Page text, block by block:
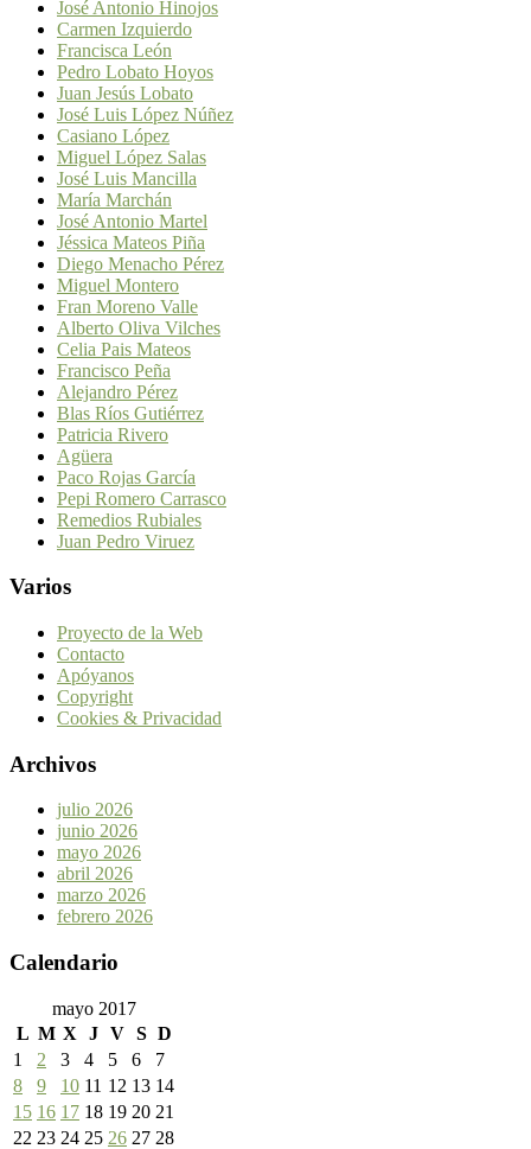
José Antonio Hinojos
Carmen Izquierdo
Francisca León
Pedro Lobato Hoyos
Juan Jesús Lobato
José Luis López Núñez
Casiano López
Miguel López Salas
José Luis Mancilla
María Marchán
José Antonio Martel
Jéssica Mateos Piña
Diego Menacho Pérez
Miguel Montero
Fran Moreno Valle
Alberto Oliva Vilches
Celia Pais Mateos
Francisco Peña
Alejandro Pérez
Blas Ríos Gutiérrez
Patricia Rivero
Agüera
Paco Rojas García
Pepi Romero Carrasco
Remedios Rubiales
Juan Pedro Viruez
Varios
Proyecto de la Web
Contacto
Apóyanos
Copyright
Cookies & Privacidad
Archivos
julio 2026
junio 2026
mayo 2026
abril 2026
marzo 2026
febrero 2026
Calendario
mayo 2017
L M X J V S D
1
2 3 4 5 6
7
8
9 10 11 12 13 14
15 16 17 18 19 20 21
22 23 24 25 26 27 28